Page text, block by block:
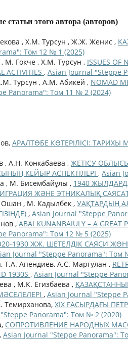
статьи этого автора (авторов)
, Х.М. Турсун , Ж.Ж. Женис ,
Том 12 № 1 (2025)
М. Гокче , Х.М. Турсун , ISSUES OF
ACTIVITIES , Asian Journal "Steppe
Турсун , А.М. Абикей , NOMAD
Panorama": Том 11 № 2 (2024)
АРАЛТӨБЕ КӨТЕРІЛІСІ:
, А.Н. Конкабаева , ЖЕТІСУ
КЕЙБІР АСПЕКТІЛЕРІ , Asian
, М. Бисембайұлы , 1940
ЖӘНЕ ЭТНИКАЛЫҚ
, М. Кадылбек , УАҚТАРДЫҢ
, Asian Journal "Steppe
, ABAI KUNANBAIULY – A GREAT
Panorama": Том 12 № 5 (2025)
1930 ЖЖ. ШЕТЕЛДІК САЯСИ
Journal "Steppe Panorama": Том
Т.А. Апендиев, А.С. Маргулан ,
1930S , Asian Journal "Steppe
, М.К. Егизбаева ,
, Asian Journal "Steppe
Темирханова, ХІХ ҒАСЫРДАҒЫ
Panorama": Том № 2 (2020)
СОПРОТИВЛЕНИЕ НАРОДНЫХ
, Asian Journal "Steppe Panorama":